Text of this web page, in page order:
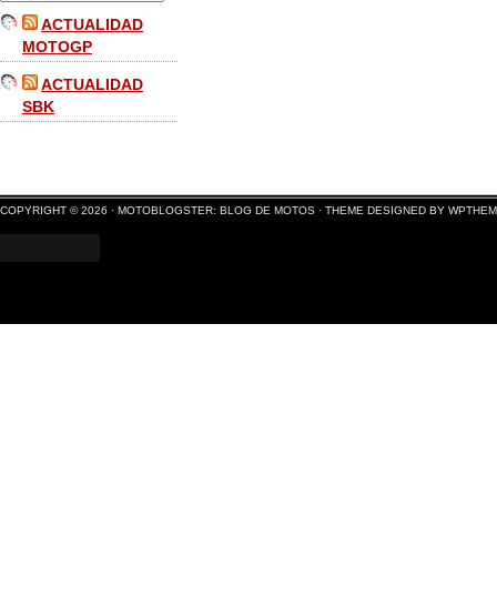
ACTUALIDAD
MOTOGP
ACTUALIDAD
SBK
COPYRIGHT © 2026 · MOTOBLOGSTER: BLOG DE MOTOS · THEME DESIGNED BY